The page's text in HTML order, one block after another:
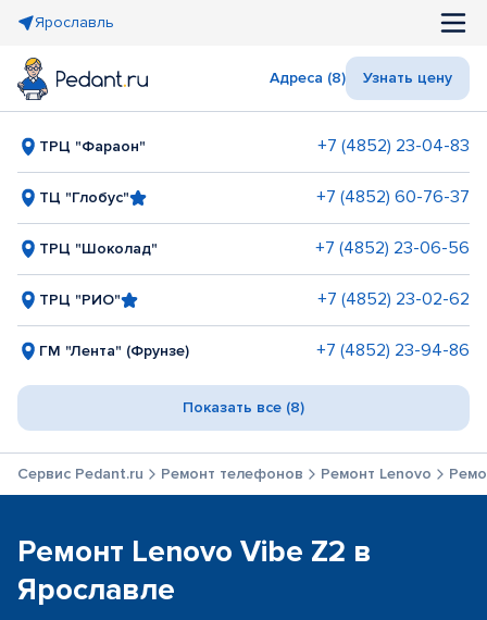
Ярославль
Адреса (8) Узнать цену
ТРЦ "Фараон" +7 (4852) 23-04-83
ТЦ "Глобус" +7 (4852) 60-76-37
ТРЦ "Шоколад" +7 (4852) 23-06-56
ТРЦ "РИО" +7 (4852) 23-02-62
ГМ "Лента" (Фрунзе) +7 (4852) 23-94-86
Показать все (8)
Сервис Pedant.ru Ремонт телефонов Ремонт Lenovo
Ремонт Lenovo Vibe Z2 в
Ярославле